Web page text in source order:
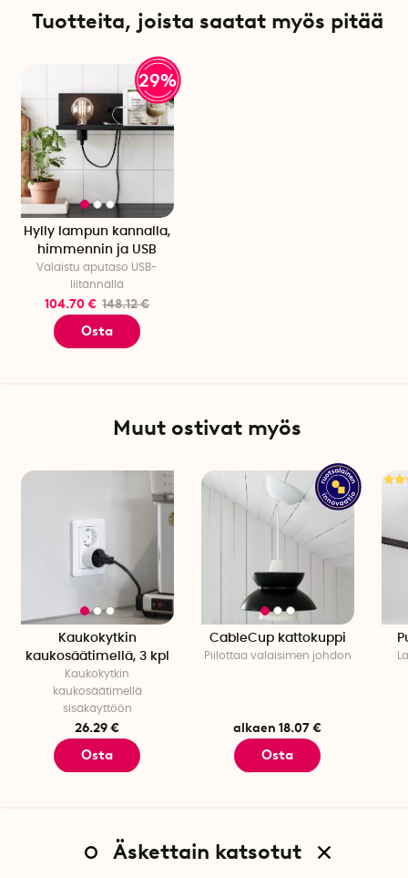
Jännite: 220–240 VAC
Tuotteita, joista saatat myös pitää
29%
Hylly lampun kannalla,
himmennin ja USB
Valaistu aputaso USB-
liitännällä
104.70 € 148.12 €
Osta
Muut ostivat myös
Kaukokytkin
kaukosäätimellä, 3 kpl
Kaukokytkin
kaukosäätimellä
sisäkäyttöön
26.29 €
Osta
CableCup kattokuppi
Piilottaa valaisimen johdon
alkaen 18.07 €
Osta
Äskettain katsotut